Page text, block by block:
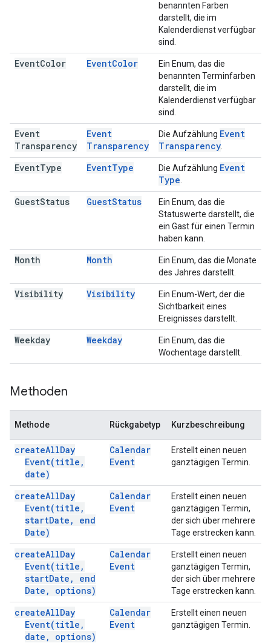
benannten Farben
darstellt, die im
Kalenderdienst verfügbar
sind.
EventColor EventColor
Ein Enum, das die
benannten Terminfarben
darstellt, die im
Kalenderdienst verfügbar
sind.
Event
Transparency
Event
Transparency
Die Aufzählung Event
Transparency
EventType EventType Die Aufzählung Event
Type
GuestStatus GuestStatus
Ein Enum, das die
Statuswerte darstellt, die
ein Gast für einen Termin
haben kann.
Month Month
Ein Enum, das die Monate
des Jahres darstellt.
Visibility Visibility
Ein Enum-Wert, der die
Sichtbarkeit eines
Ereignisses darstellt.
Weekday Weekday
Ein Enum, das die
Wochentage darstellt.
Methoden
Methode Rückgabetyp Kurzbeschreibung
createAllDay
Event(title ,
date)
Calendar
Event
Erstellt einen neuen
ganztägigen Termin.
createAllDay
Event(title ,
startDate ,
end
Date)
Calendar
Event
Erstellt einen neuen
ganztägigen Termin,
der sich über mehrere
Tage erstrecken kann.
createAllDay
Event(title ,
startDate ,
end
Date , options)
Calendar
Event
Erstellt einen neuen
ganztägigen Termin,
der sich über mehrere
Tage erstrecken kann.
createAllDay
Event(title ,
date , options)
Calendar
Event
Erstellt einen neuen
ganztägigen Termin.